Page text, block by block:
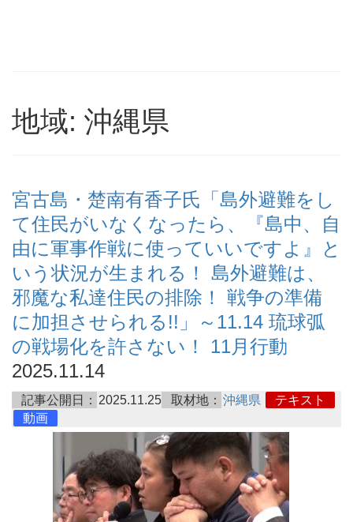
地域: 沖縄県
宮古島・楚南有香子氏「島外避難をし
て住民がいなくなったら、『島中、自
由に軍事作戦に使っていいですよ』と
いう状況が生まれる！ 島外避難は、
邪魔な私達住民の排除！ 戦争の準備
に加担させられる!!」～11.14 琉球弧
の戦場化を許さない！ 11月行動
2025.11.14
記事公開日： 2025.11.25 取材地： 沖縄県
テキスト
動画